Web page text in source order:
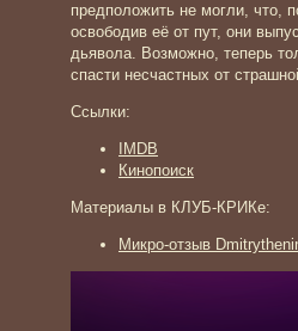
предположить не могли, что,
освободив её от пут, они
дьявола. Возможно, теперь
спасти несчастных от
Ссылки:
IMDB
Кинопоиск
Материалы в КЛУБ-КРИКе:
Микро-отзыв